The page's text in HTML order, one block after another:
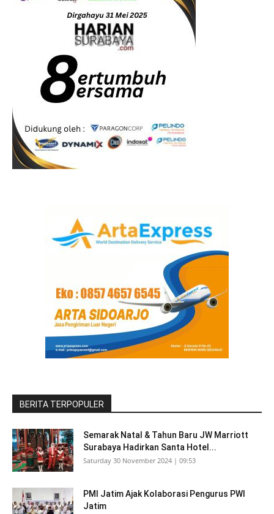
BERITA TERPOPULER
Semarak Natal & Tahun Baru JW Marriott
Surabaya Hadirkan Santa Hotel...
Saturday 30 November 2024 | 09:53
PMI Jatim Ajak Kolaborasi Pengurus PWI
Jatim